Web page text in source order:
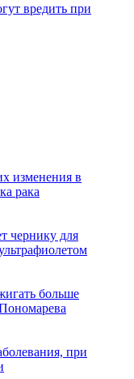
вредить при
изменения в
рака
чернику для
больше
при